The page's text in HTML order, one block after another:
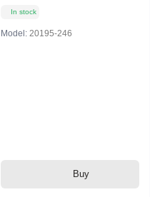
In stock
Model: 20195-246
Buy